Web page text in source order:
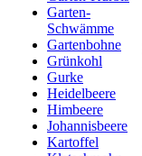
Garten-
Schwämme
Gartenbohne
Grünkohl
Gurke
Heidelbeere
Himbeere
Johannisbeere
Kartoffel